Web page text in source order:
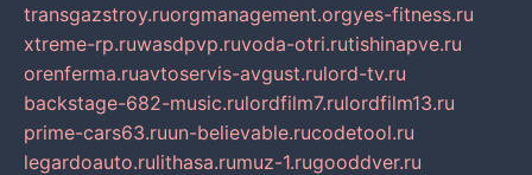
transgazstroy.ruorgmanagement.orgyes-fitness.ru
xtreme-rp.ruwasdpvp.ruvoda-otri.rutishinapve.ru
orenferma.ruavtoservis-avgust.rulord-tv.ru
backstage-682-music.rulordfilm7.rulordfilm13.ru
prime-cars63.ruun-believable.rucodetool.ru
legardoauto.rulithasa.rumuz-1.rugooddver.ru